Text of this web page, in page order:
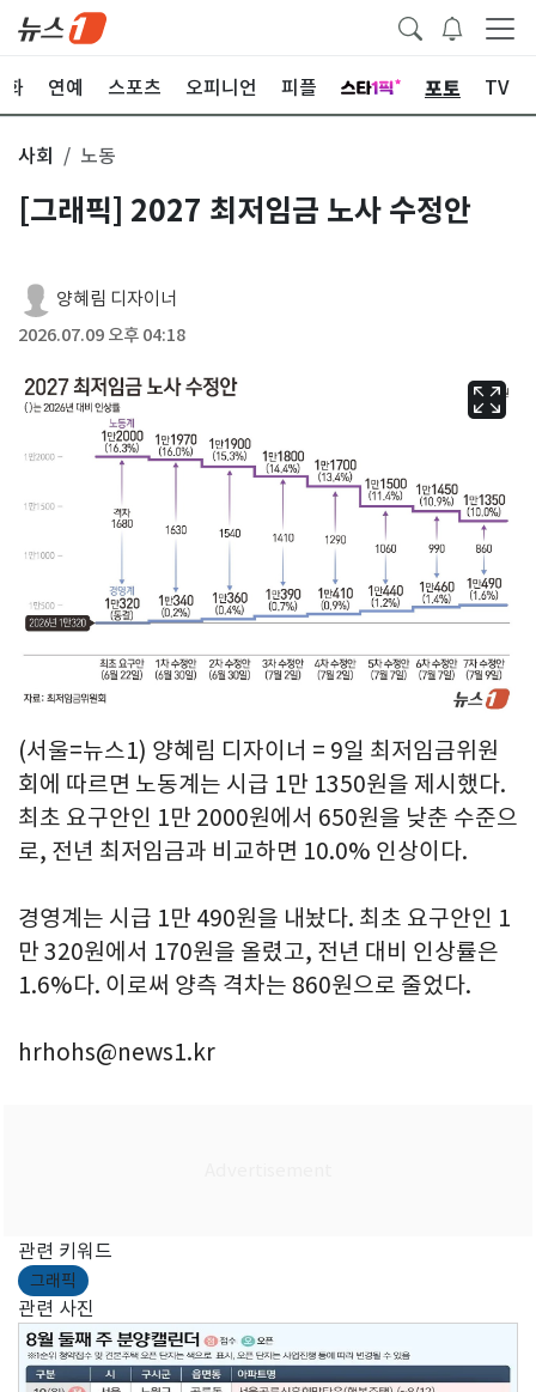
화 연예 스포츠 오피니언 피플 포토 TV
사회 노동
[그래픽] 2027 최저임금 노사 수정안
양혜림 디자이너
2026.07.09 오후 04:18
(서울=뉴스1) 양혜림 디자이너 = 9일 최저임금위원
회에 따르면 노동계는 시급 1만 1350원을 제시했다.
최초 요구안인 1만 2000원에서 650원을 낮춘 수준으
로, 전년 최저임금과 비교하면 10.0% 인상이다.
경영계는 시급 1만 490원을 내놨다. 최초 요구안인 1
만 320원에서 170원을 올렸고, 전년 대비 인상률은
1.6%다. 이로써 양측 격차는 860원으로 줄었다.
hrhohs@news1.kr
관련 키워드
그래픽
관련 사진